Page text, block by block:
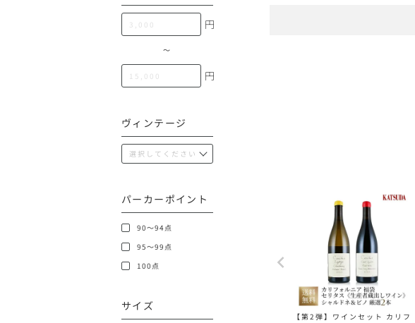
サロン
円
〜
円
ヴィンテージ
パーカーポイント
90～94点
95～99点
100点
サイズ
【第2弾】ワインセット カリフ